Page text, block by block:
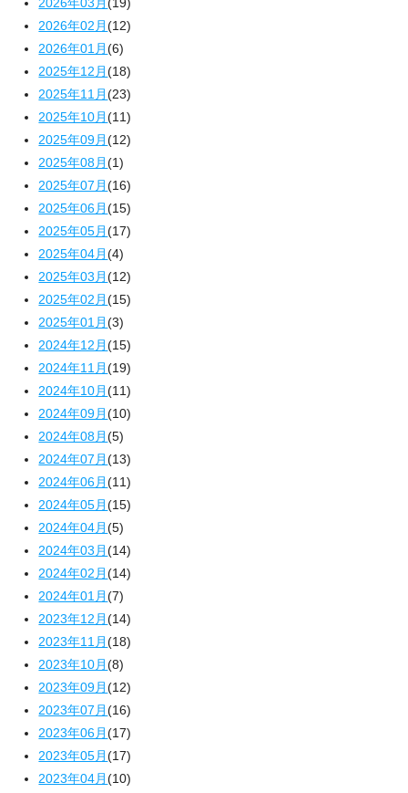
2026年03月(19)
2026年02月(12)
2026年01月(6)
2025年12月(18)
2025年11月(23)
2025年10月(11)
2025年09月(12)
2025年08月(1)
2025年07月(16)
2025年06月(15)
2025年05月(17)
2025年04月(4)
2025年03月(12)
2025年02月(15)
2025年01月(3)
2024年12月(15)
2024年11月(19)
2024年10月(11)
2024年09月(10)
2024年08月(5)
2024年07月(13)
2024年06月(11)
2024年05月(15)
2024年04月(5)
2024年03月(14)
2024年02月(14)
2024年01月(7)
2023年12月(14)
2023年11月(18)
2023年10月(8)
2023年09月(12)
2023年07月(16)
2023年06月(17)
2023年05月(17)
2023年04月(10)